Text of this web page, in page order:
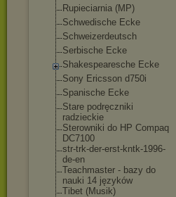
Rupieciarnia (MP)
Schwedische Ecke
Schweizerdeutsch
Serbische Ecke
Shakespearesche Ecke
Sony Ericsson d750i
Spanische Ecke
Stare podręczniki
radzieckie
Sterowniki do HP Compaq
DC7100
str-trk-der-erst-kntk-1996-
de-en
Teachmaster - bazy do
nauki 14 języków
Tibet (Musik)